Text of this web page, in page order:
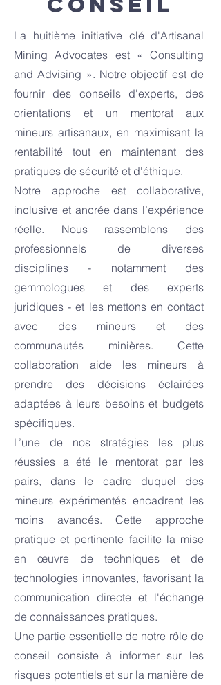
La huitième initiative clé d'Artisanal
Mining Advocates est « Consulting
and Advising ». Notre objectif est de
fournir des conseils d'experts, des
orientations et un mentorat aux
mineurs artisanaux, en maximisant la
rentabilité tout en maintenant des
pratiques de sécurité et d'éthique.
Notre approche est collaborative,
inclusive et ancrée dans l’expérience
réelle. Nous rassemblons des
professionnels de diverses
disciplines - notamment des
gemmologues et des experts
juridiques - et les mettons en contact
avec des mineurs et des
communautés minières. Cette
collaboration aide les mineurs à
prendre des décisions éclairées
adaptées à leurs besoins et budgets
spécifiques.
L’une de nos stratégies les plus
réussies a été le mentorat par les
pairs, dans le cadre duquel des
mineurs expérimentés encadrent les
moins avancés. Cette approche
pratique et pertinente facilite la mise
en œuvre de techniques et de
technologies innovantes, favorisant la
communication directe et l'échange
de connaissances pratiques.
Une partie essentielle de notre rôle de
conseil consiste à informer sur les
risques potentiels et sur la manière de